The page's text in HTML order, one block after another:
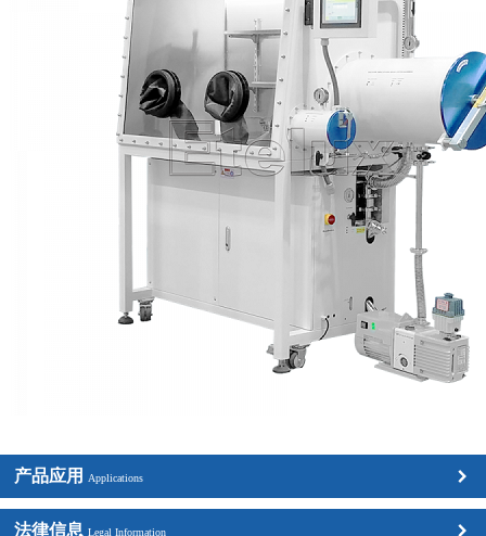
产品应用 Applications
法律信息Legal Information